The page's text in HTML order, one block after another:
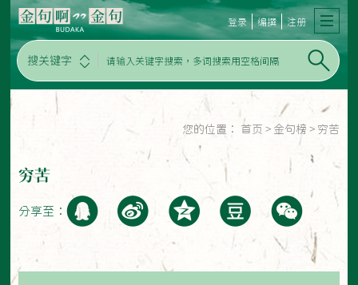
搜关键字
登录 编撰 注册
您的位置： 首页 > 金句榜 > 穷苦
穷苦
分享至：